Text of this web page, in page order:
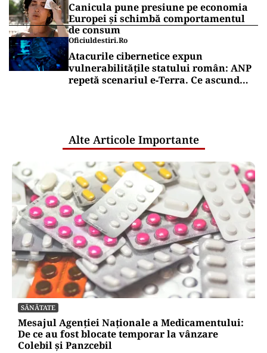
Canicula pune presiune pe economia
Europei și schimbă comportamentul
de consum
Oficiuldestiri.ro
Atacurile cibernetice expun
vulnerabilitățile statului român: ANP
repetă scenariul e‑Terra. Ce ascund
Alte Articole Importante
SĂNĂTATE
Mesajul Agenției Naționale a Medicamentului:
De ce au fost blocate temporar la vânzare
Colebil și Panzcebil